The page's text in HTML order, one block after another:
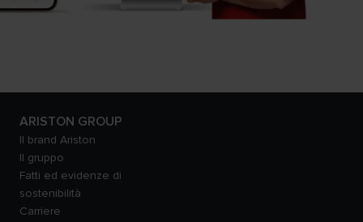
ARISTON GROUP
Il brand Ariston
Il gruppo
Fatti ed evidenze di
sostenibilità
Carriere